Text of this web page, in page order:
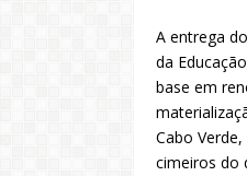
A entrega
da
base em
Cabo
cimeiros do